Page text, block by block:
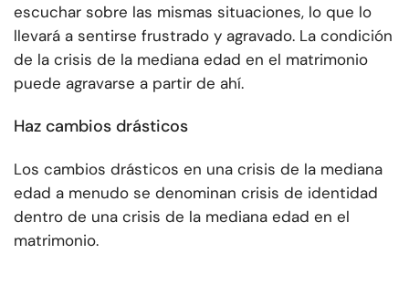
escuchar sobre las mismas situaciones, lo que lo
llevará a sentirse frustrado y agravado. La condición
de la crisis de la mediana edad en el matrimonio
puede agravarse a partir de ahí.
Haz cambios drásticos
Los cambios drásticos en una crisis de la mediana
edad a menudo se denominan crisis de identidad
dentro de una crisis de la mediana edad en el
matrimonio.